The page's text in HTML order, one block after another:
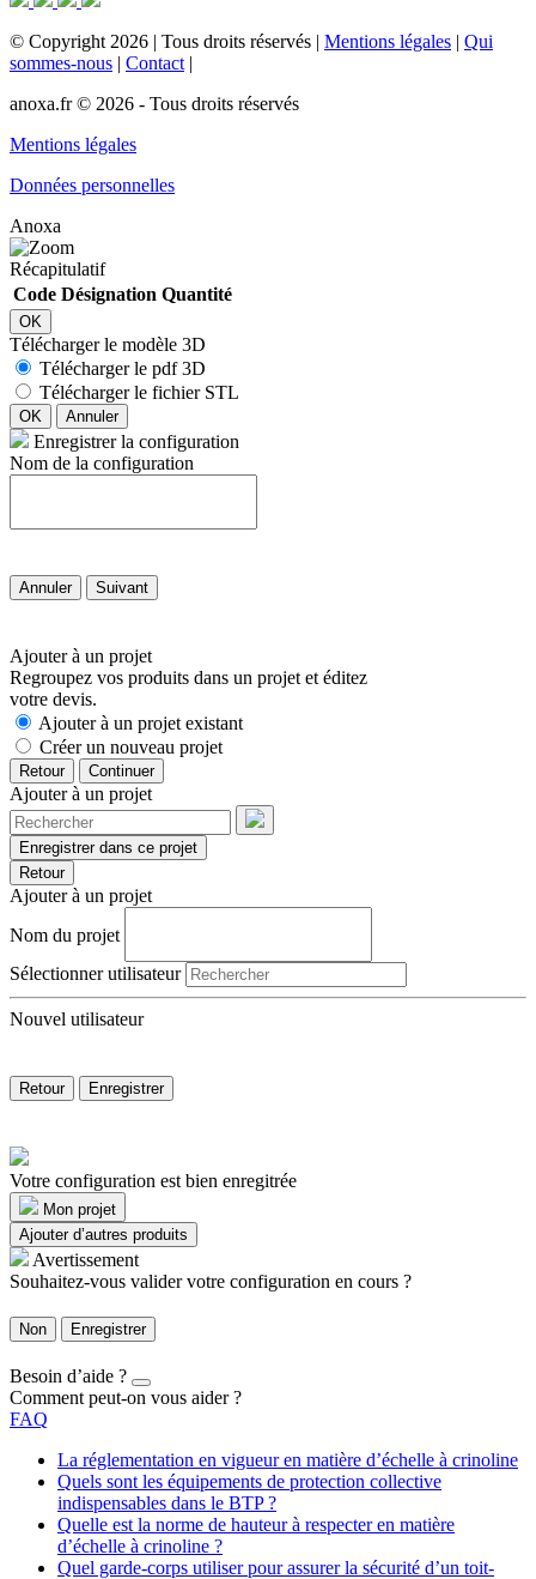
© Copyright 2026 | Tous droits réservés | Mentions légales | Qui
sommes-nous | Contact |
anoxa.fr © 2026 - Tous droits réservés
Mentions légales
Données personnelles
Anoxa
Récapitulatif
Code Désignation Quantité
OK
Télécharger le modèle 3D
Télécharger le pdf 3D
Télécharger le fichier STL
OK Annuler
Enregistrer la configuration
Nom de la configuration
Annuler Suivant
Ajouter à un projet
Regroupez vos produits dans un projet et éditez
votre devis.
Ajouter à un projet existant
Créer un nouveau projet
Retour Continuer
Ajouter à un projet
Enregistrer dans ce projet
Retour
Ajouter à un projet
Nom du projet
Sélectionner utilisateur
Nouvel utilisateur
Retour Enregistrer
Votre configuration est bien enregitrée
Mon projet
Ajouter d’autres produits
Avertissement
Souhaitez-vous valider votre configuration en cours ?
Non Enregistrer
Besoin d’aide ?
Comment peut-on vous aider ?
FAQ
La réglementation en vigueur en matière d’échelle à crinoline
Quels sont les équipements de protection collective
indispensables dans le BTP ?
Quelle est la norme de hauteur à respecter en matière
d’échelle à crinoline ?
Quel garde-corps utiliser pour assurer la sécurité d’un toit-